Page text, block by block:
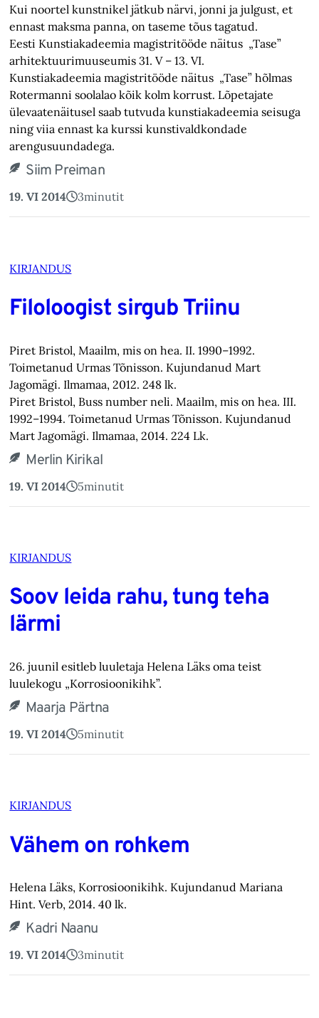
Kui noortel kunstnikel jätkub närvi, jonni ja julgust, et
ennast maksma panna, on taseme tõus tagatud.
Eesti Kunstiakadeemia magistritööde näitus „Tase”
arhitektuurimuuseumis 31. V – 13. VI.
Kunstiakadeemia magistritööde näitus „Tase” hõlmas
Rotermanni soolalao kõik kolm korrust. Lõpetajate
ülevaatenäitusel saab tutvuda kunstiakadeemia seisuga
ning viia ennast ka kurssi kunstivaldkondade
arengusuundadega.
Siim Preiman
19. VI 2014 3minutit
KIRJANDUS
Filoloogist sirgub Triinu
Piret Bristol, Maailm, mis on hea. II. 1990–1992.
Toimetanud Urmas Tõnisson. Kujundanud Mart
Jagomägi. Ilmamaa, 2012. 248 lk.
Piret Bristol, Buss number neli. Maailm, mis on hea. III.
1992–1994. Toimetanud Urmas Tõnisson. Kujundanud
Mart Jagomägi. Ilmamaa, 2014. 224 Lk.
Merlin Kirikal
19. VI 2014 5minutit
KIRJANDUS
Soov leida rahu, tung teha
lärmi
26. juunil esitleb luuletaja Helena Läks oma teist
luulekogu „Korrosioonikihk”.
Maarja Pärtna
19. VI 2014 5minutit
KIRJANDUS
Vähem on rohkem
Helena Läks, Korrosioonikihk. Kujundanud Mariana
Hint. Verb, 2014. 40 lk.
Kadri Naanu
19. VI 2014 3minutit